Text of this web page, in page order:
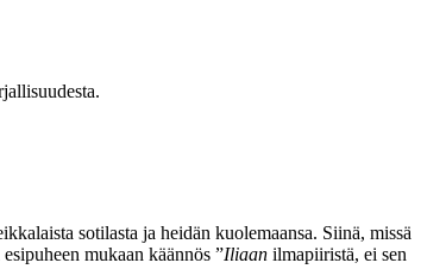
sotilasta ja heidän kuolemaansa. Siinä, missä
mukaan käännös ”Iliaan ilmapiiristä, ei sen